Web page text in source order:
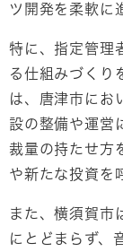
ツ開発を柔軟に
特に、指定管理
る仕組みづくり
は、唐津市にお
設の整備や運営
裁量の持たせ方
や新たな投資を
また、横須賀市
にとどまらず、